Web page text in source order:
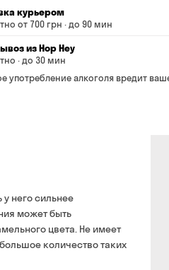
курьером
от 700 грн · до 90 мин
сумма всего заказа — 200
доставки зависит от суммы
до 299 грн
курьеру
картой на сайте
из Hop Hey
· до 30 мин
сумма всего заказа —
употребление алкоголя вредит
него сильнее
может быть
цвета. Не имеет
количество таких